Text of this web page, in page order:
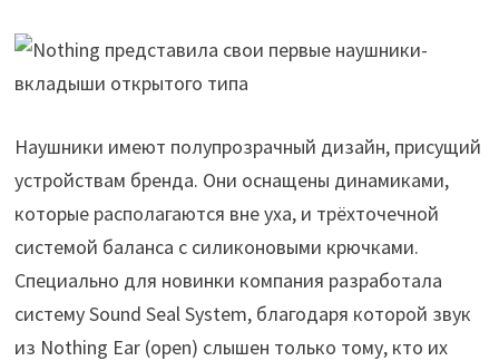
Наушники имеют полупрозрачный дизайн, присущий
устройствам бренда. Они оснащены динамиками,
которые располагаются вне уха, и трёхточечной
системой баланса с силиконовыми крючками.
Специально для новинки компания разработала
систему Sound Seal System, благодаря которой звук
из Nothing Ear (open) слышен только тому, кто их